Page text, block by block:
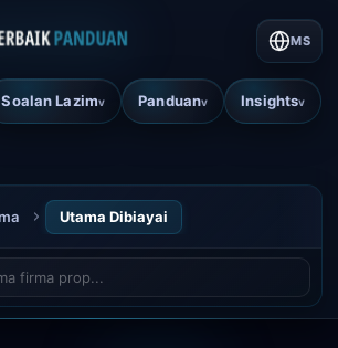
Soalan Lazimv Panduanv Insightsv
MS
Utama Dibiayai